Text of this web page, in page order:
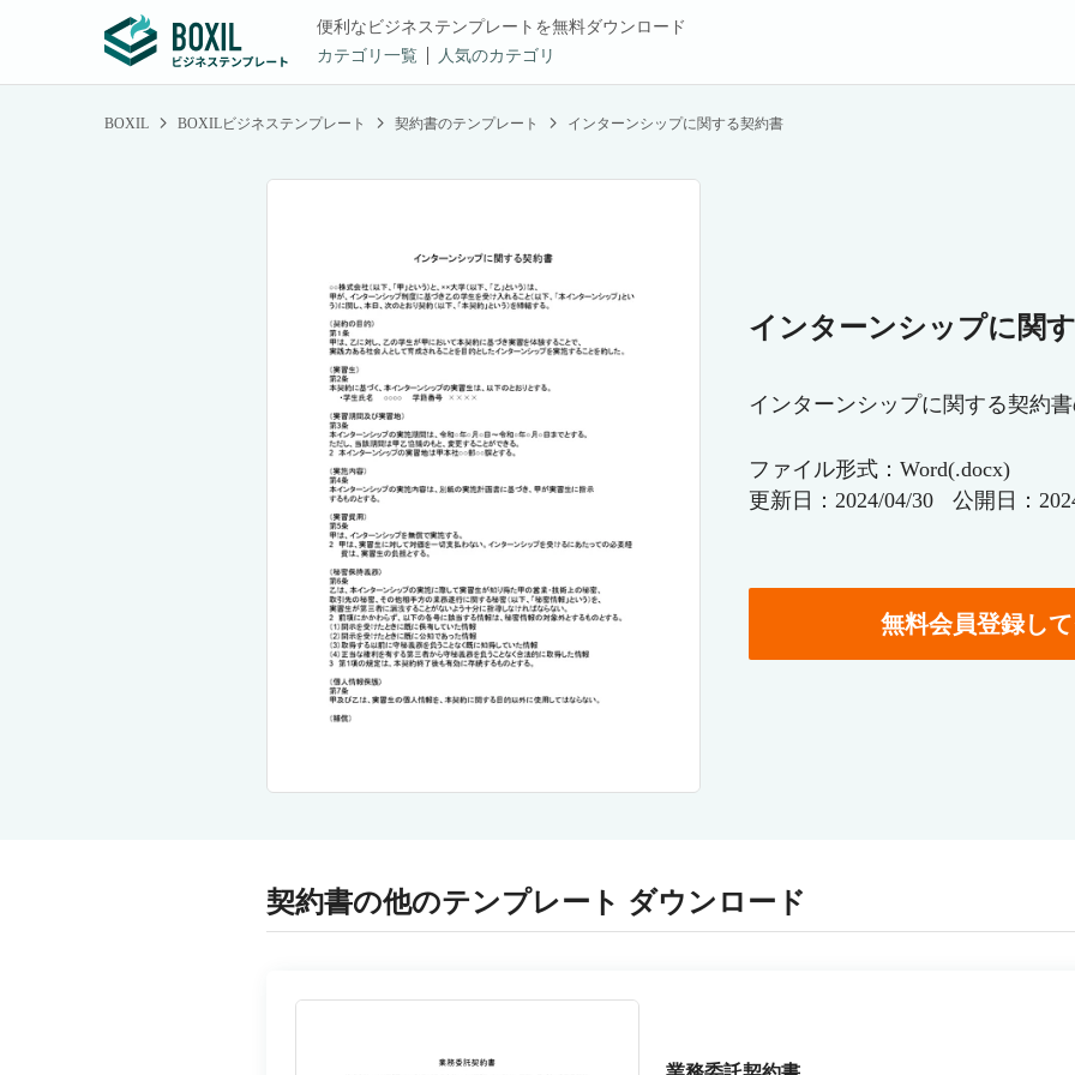
便利なビジネステンプレートを無料ダウンロード
カテゴリ一覧
人気のカテゴリ
BOXIL BOXILビジネステンプレート 契約書のテンプレート インターンシップに関する契約書
インターンシップに関
インターンシップに関する契約
ファイル形式：Word(.docx)
更新日：2024/04/30
公開日：
無料会員登録し
契約書の他のテンプレート ダウンロード